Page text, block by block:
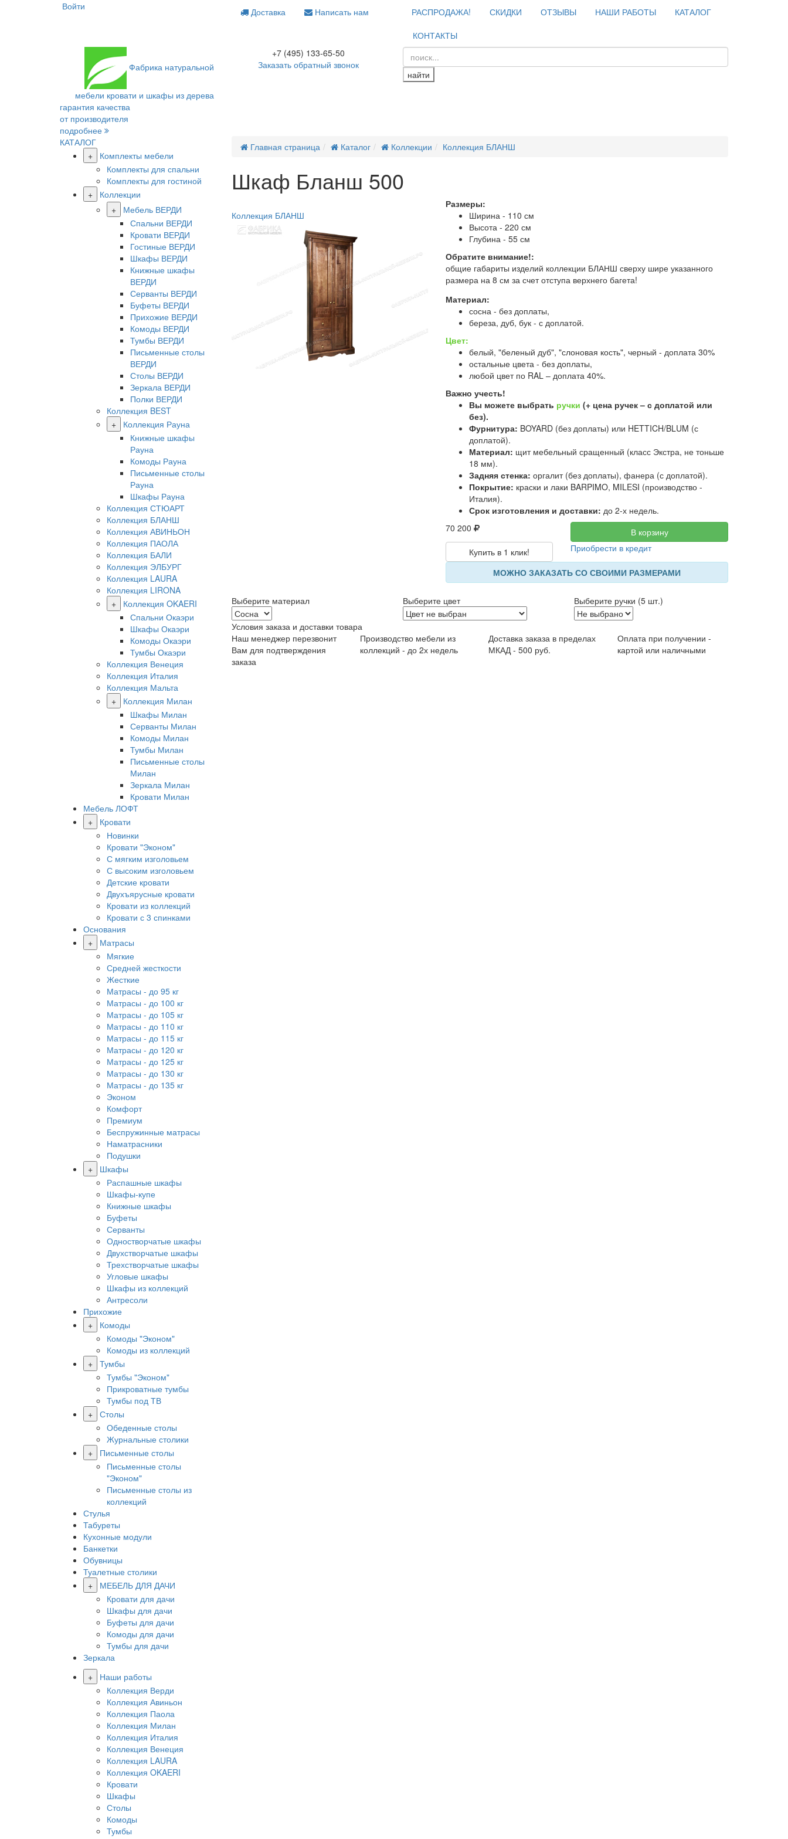
Войти Доставка Написать нам РАСПРОДАЖА! СКИДКИ ОТЗЫВЫ НАШИ РАБОТЫ
КАТАЛОГ
КОНТАКТЫ
Фабрика натуральной
мебели кровати и шкафы из дерева
+7 (495) 133-65-50
Заказать обратный звонок
найти
гарантия качества
от производителя
подробнее
КАТАЛОГ
+
Комплекты мебели
Комплекты для спальни
Комплекты для гостиной
+
Коллекции
+
Мебель ВЕРДИ
Спальни ВЕРДИ
Кровати ВЕРДИ
Гостиные ВЕРДИ
Шкафы ВЕРДИ
Книжные шкафы
ВЕРДИ
Серванты ВЕРДИ
Буфеты ВЕРДИ
Прихожие ВЕРДИ
Комоды ВЕРДИ
Тумбы ВЕРДИ
Письменные столы
ВЕРДИ
Столы ВЕРДИ
Зеркала ВЕРДИ
Полки ВЕРДИ
Коллекция BEST
+
Коллекция Рауна
Книжные шкафы
Рауна
Комоды Рауна
Письменные столы
Рауна
Шкафы Рауна
Коллекция СТЮАРТ
Коллекция БЛАНШ
Коллекция АВИНЬОН
Коллекция ПАОЛА
Коллекция БАЛИ
Коллекция ЭЛБУРГ
Коллекция LAURA
Коллекция LIRONA
+
Коллекция OKAERI
Спальни Окаэри
Шкафы Окаэри
Комоды Окаэри
Тумбы Окаэри
Коллекция Венеция
Коллекция Италия
Коллекция Мальта
+
Коллекция Милан
Шкафы Милан
Серванты Милан
Комоды Милан
Тумбы Милан
Письменные столы
Милан
Зеркала Милан
Кровати Милан
Мебель ЛОФТ
+
Кровати
Новинки
Кровати "Эконом"
С мягким изголовьем
С высоким изголовьем
Детские кровати
Двухъярусные кровати
Кровати из коллекций
Кровати с 3 спинками
Основания
+
Матрасы
Мягкие
Средней жесткости
Жесткие
Матрасы - до 95 кг
Матрасы - до 100 кг
Матрасы - до 105 кг
Матрасы - до 110 кг
Матрасы - до 115 кг
Матрасы - до 120 кг
Матрасы - до 125 кг
Матрасы - до 130 кг
Матрасы - до 135 кг
Эконом
Комфорт
Премиум
Беспружинные матрасы
Наматрасники
Подушки
+
Шкафы
Распашные шкафы
Шкафы-купе
Книжные шкафы
Буфеты
Серванты
Одностворчатые шкафы
Двухстворчатые шкафы
Трехстворчатые шкафы
Угловые шкафы
Шкафы из коллекций
Антресоли
Прихожие
+
Комоды
Комоды "Эконом"
Комоды из коллекций
+ Тумбы
Тумбы "Эконом"
Прикроватные тумбы
Тумбы под ТВ
+ Столы
Обеденные столы
Журнальные столики
+
Письменные столы
Письменные столы
"Эконом"
Письменные столы из
коллекций
Стулья
Табуреты
Кухонные модули
Банкетки
Обувницы
Туалетные столики
+
МЕБЕЛЬ ДЛЯ ДАЧИ
Кровати для дачи
Шкафы для дачи
Буфеты для дачи
Комоды для дачи
Тумбы для дачи
Зеркала
+
Наши работы
Коллекция Верди
Коллекция Авиньон
Коллекция Паола
Коллекция Милан
Коллекция Италия
Коллекция Венеция
Коллекция LAURA
Коллекция OKAERI
Кровати
Шкафы
Столы
Комоды
Тумбы
Главная страница Каталог Коллекции Коллекция БЛАНШ
Шкаф Бланш 500
Коллекция БЛАНШ
Размеры:
Ширина - 110 см
Высота - 220 см
Глубина - 55 см
Обратите внимание!:
общие габариты изделий коллекции БЛАНШ сверху шире указанного
размера на 8 см за счет отступа верхнего багета!
Материал:
сосна - без доплаты,
береза, дуб, бук - с доплатой.
Цвет:
белый, "беленый дуб", "слоновая кость", черный - доплата 30%
остальные цвета - без доплаты,
любой цвет по RAL – доплата 40%.
Важно учесть!
Вы можете выбрать ручки (+ цена ручек – с доплатой или
без).
Фурнитура: BOYARD (без доплаты) или HETTICH/BLUM (с
доплатой).
Материал: щит мебельный сращенный (класс Экстра, не тоньше
18 мм).
Задняя стенка: оргалит (без доплаты), фанера (с доплатой).
Покрытие: краски и лаки BARPIMO, MILESI (производство -
Италия).
Срок изготовления и доставки: до 2-х недель.
70 200
В корзину
Купить в 1 клик!
Приобрести в кредит
МОЖНО ЗАКАЗАТЬ СО СВОИМИ РАЗМЕРАМИ
Выберите материал Выберите цвет Выберите ручки (5 шт.)
Условия заказа и доставки товара
Наш менеджер перезвонит
Вам для подтверждения
заказа
Производство мебели из
коллекций - до 2х недель
Доставка заказа в пределах
МКАД - 500 руб.
Оплата при получении -
картой или наличными